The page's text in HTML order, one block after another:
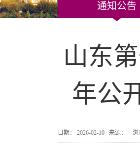
通知公告
山东
年公
日期： 2026-02-10 来源：